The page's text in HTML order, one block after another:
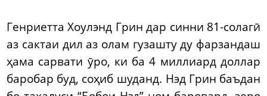
Генриетта Хоулэнд Грин дар синни 81-солагӣ
аз сактаи дил аз олам гузашту ду фарзандаш
ҳама сарвати ӯро, ки ба 4 миллиард доллар
баробар буд, соҳиб шуданд. Нэд Грин баъдан